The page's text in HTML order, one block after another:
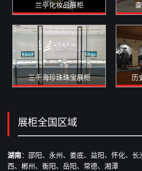
兰亭化妆品展柜
三千海珍珠珠宝展柜 历
展柜全国区域
湖南：邵阳、永州、娄底、益阳、怀化、长
西、郴州、衡阳、岳阳、常德、湘潭